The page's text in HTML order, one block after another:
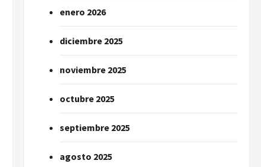
enero 2026
diciembre 2025
noviembre 2025
octubre 2025
septiembre 2025
agosto 2025